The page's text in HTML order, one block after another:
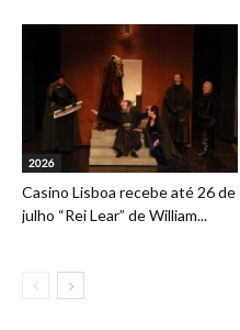
2026
Casino Lisboa recebe até 26 de
julho “Rei Lear” de William...